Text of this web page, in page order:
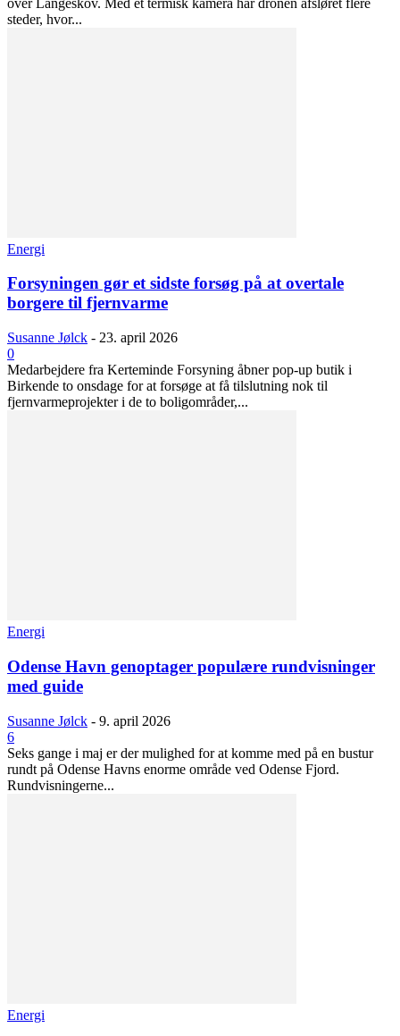
steder, hvor...
Energi
Forsyningen gør et sidste forsøg på at overtale
borgere til fjernvarme
Susanne Jølck - 23. april 2026
0
Medarbejdere fra Kerteminde Forsyning åbner pop-up butik i
Birkende to onsdage for at forsøge at få tilslutning nok til
fjernvarmeprojekter i de to boligområder,...
Energi
Odense Havn genoptager populære rundvisninger
med guide
Susanne Jølck - 9. april 2026
6
Seks gange i maj er der mulighed for at komme med på en bustur
rundt på Odense Havns enorme område ved Odense Fjord.
Rundvisningerne...
Energi